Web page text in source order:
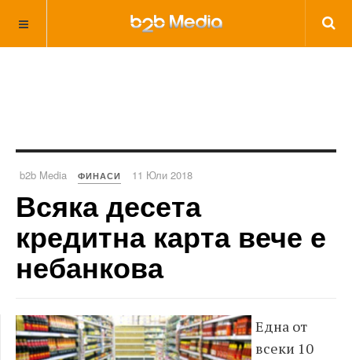
b2b Media ФИНАСИ 11 Юли 2018
Всяка десета
кредитна карта вече е
небанкова
Една от
всеки 10